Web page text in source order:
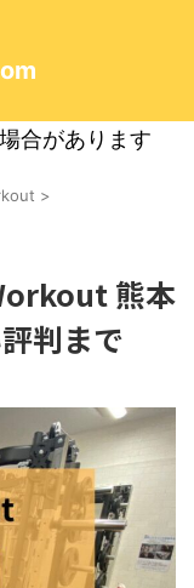
合があります
>
熊本
判まで